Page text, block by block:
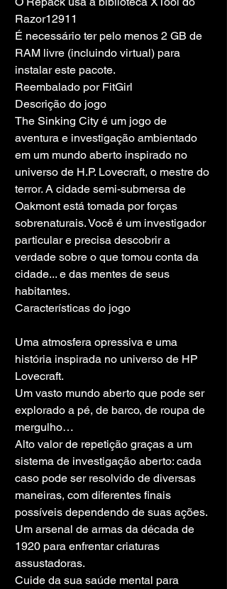
Razor12911
É necessário ter pelo menos 2 GB de
RAM livre (incluindo virtual) para
instalar este pacote.
Reembalado por FitGirl
Descrição do jogo
The Sinking City é um jogo de
aventura e investigação ambientado
em um mundo aberto inspirado no
universo de H.P. Lovecraft, o mestre do
terror. A cidade semi-submersa de
Oakmont está tomada por forças
sobrenaturais. Você é um investigador
particular e precisa descobrir a
verdade sobre o que tomou conta da
cidade... e das mentes de seus
habitantes.
Características do jogo
Uma atmosfera opressiva e uma
história inspirada no universo de HP
Lovecraft.
Um vasto mundo aberto que pode ser
explorado a pé, de barco, de roupa de
mergulho…
Alto valor de repetição graças a um
sistema de investigação aberto: cada
caso pode ser resolvido de diversas
maneiras, com diferentes finais
possíveis dependendo de suas ações.
Um arsenal de armas da década de
1920 para enfrentar criaturas
assustadoras.
Cuide da sua saúde mental para